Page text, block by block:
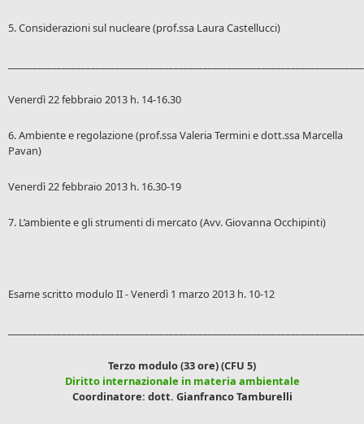
5. Considerazioni sul nucleare (prof.ssa Laura Castellucci)
Venerdì 22 febbraio 2013 h. 14-16.30
6. Ambiente e regolazione (prof.ssa Valeria Termini e dott.ssa Marcella
Pavan)
Venerdì 22 febbraio 2013 h. 16.30-19
7. L’ambiente e gli strumenti di mercato (Avv. Giovanna Occhipinti)
Esame scritto modulo II - Venerdì 1 marzo 2013 h. 10-12
Terzo modulo (33 ore) (CFU 5)
Diritto internazionale in materia ambientale
Coordinatore: dott. Gianfranco Tamburelli